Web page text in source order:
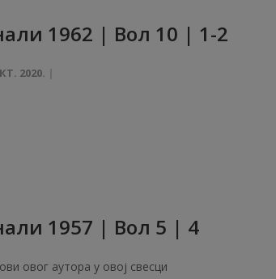
1962 | Вол 10 | 1-2
2020.
1957 | Вол 5 | 4
овог аутора у овој свесци